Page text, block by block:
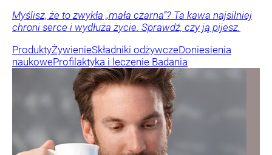
Myślisz, że to zwykła „mała czarna”? Ta kawa najsilniej
chroni serce i wydłuża życie. Sprawdź, czy ją pijesz.
ProduktyŻywienieSkładniki odżywczeDoniesienia
naukoweProfilaktyka i leczenie Badania